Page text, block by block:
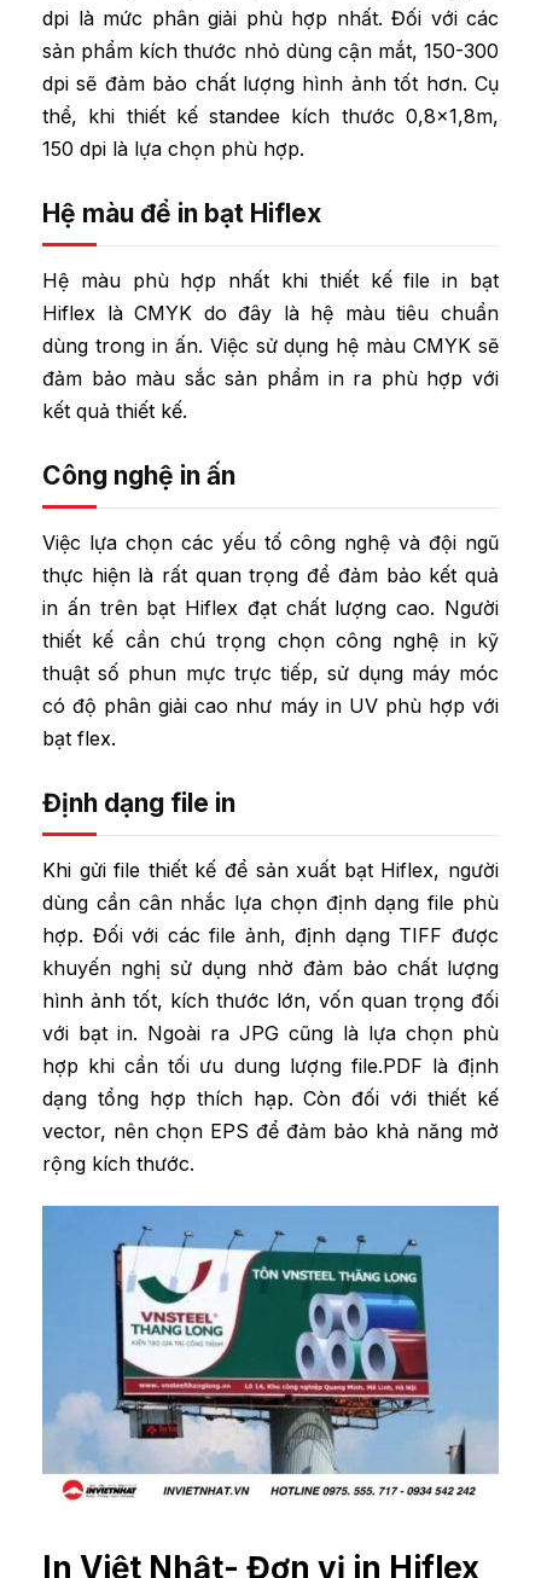
dpi là mức phân giải phù hợp nhất. Đối với các
sản phẩm kích thước nhỏ dùng cận mắt, 150-300
dpi sẽ đảm bảo chất lượng hình ảnh tốt hơn. Cụ
thể, khi thiết kế standee kích thước 0,8×1,8m,
150 dpi là lựa chọn phù hợp.
Hệ màu để in bạt Hiflex
Hệ màu phù hợp nhất khi thiết kế file in bạt
Hiflex là CMYK do đây là hệ màu tiêu chuẩn
dùng trong in ấn. Việc sử dụng hệ màu CMYK sẽ
đảm bảo màu sắc sản phẩm in ra phù hợp với
kết quả thiết kế.
Công nghệ in ấn
Việc lựa chọn các yếu tố công nghệ và đội ngũ
thực hiện là rất quan trọng để đảm bảo kết quả
in ấn trên bạt Hiflex đạt chất lượng cao. Người
thiết kế cần chú trọng chọn công nghệ in kỹ
thuật số phun mực trực tiếp, sử dụng máy móc
có độ phân giải cao như máy in UV phù hợp với
bạt flex.
Định dạng file in
Khi gửi file thiết kế để sản xuất bạt Hiflex, người
dùng cần cân nhắc lựa chọn định dạng file phù
hợp. Đối với các file ảnh, định dạng TIFF được
khuyến nghị sử dụng nhờ đảm bảo chất lượng
hình ảnh tốt, kích thước lớn, vốn quan trọng đối
với bạt in. Ngoài ra JPG cũng là lựa chọn phù
hợp khi cần tối ưu dung lượng file.PDF là định
dạng tổng hợp thích hạp. Còn đối với thiết kế
vector, nên chọn EPS để đảm bảo khả năng mở
rộng kích thước.
In Việt Nhật- Đơn vị in Hiflex